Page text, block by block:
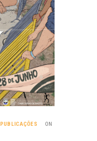
PUBLICAÇÕES
ON